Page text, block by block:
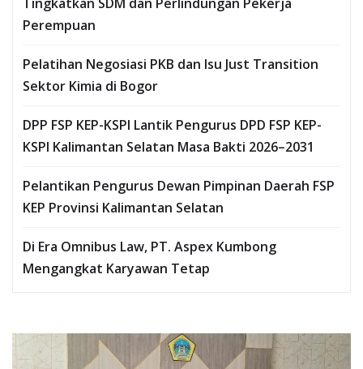
Perempuan
Pelatihan Negosiasi PKB dan Isu Just Transition
Sektor Kimia di Bogor
DPP FSP KEP-KSPI Lantik Pengurus DPD FSP KEP-
KSPI Kalimantan Selatan Masa Bakti 2026–2031
Pelantikan Pengurus Dewan Pimpinan Daerah FSP
KEP Provinsi Kalimantan Selatan
Di Era Omnibus Law, PT. Aspex Kumbong
Mengangkat Karyawan Tetap